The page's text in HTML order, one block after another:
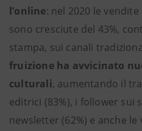
l’online: nel 2020 le
sono cresciute del 43%,
stampa, sui canali
fruizione ha avvicinato
culturali, aumentando il
editrici (83%), i follower sui
newsletter (62%) e anche